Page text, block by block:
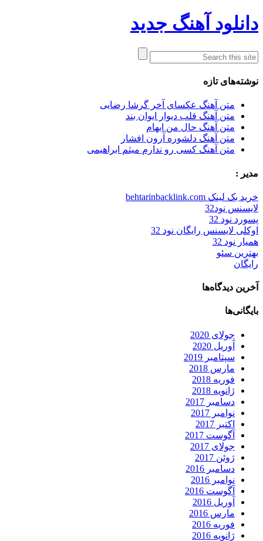
دانلود آهنگ جدید
نوشته‌های تازه
متن آهنگ عکسای آخر گرشا رضایی
متن آهنگ قلب دیوار ایوان بند
متن آهنگ حال من ایهام
متن آهنگ دلشوره آرون افشار
متن آهنگ کسی رو ندارم میثم ابراهیمی
مدیر :
خرید بک لینک behtarinbacklink.com
لایسنس نود32
پسورد نود 32
اوکلی لایسنس رایگان نود 32
همیار نود 32
بهترین سئو
رایگان
آخرین دیدگاه‌ها
بایگانی‌ها
جولای 2020
آوریل 2020
سپتامبر 2019
مارس 2018
فوریه 2018
ژانویه 2018
دسامبر 2017
نوامبر 2017
اکتبر 2017
آگوست 2017
جولای 2017
ژوئن 2017
دسامبر 2016
نوامبر 2016
آگوست 2016
آوریل 2016
مارس 2016
فوریه 2016
ژانویه 2016